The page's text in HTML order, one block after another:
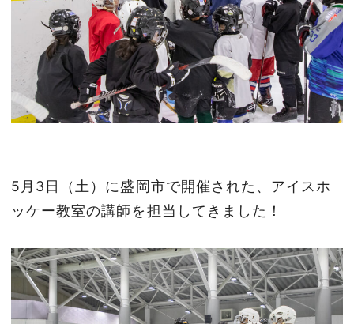
5月3日（土）に盛岡市で開催された、アイスホ
ッケー教室の講師を担当してきました！